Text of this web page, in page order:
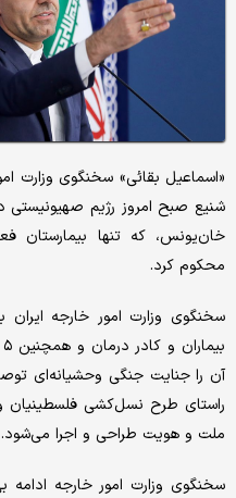
«اسماعیل بقائی» سخنگوی وزارت
شنیع صبح امروز رژیم صهیونیستی
خان‌یونس، که تنها بیمارستان
محکوم کرد.
آن را جنایت جنگی وحشیانه‌ای
راستای طرح نسل‌کشی فلسطینیان
ملت و هویت طراحی و اجرا می‌شود.
سخنگوی وزارت امور خارجه